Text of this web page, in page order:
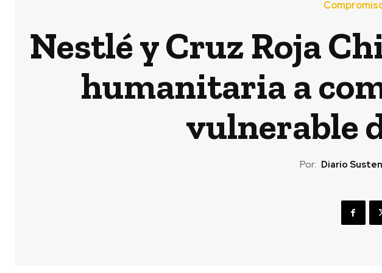
Nestlé y Cruz Roja
humanitaria a
vulnerable
Por: Diario